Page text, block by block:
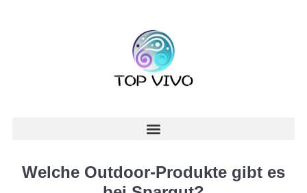
Welche Outdoor-Produkte gibt es